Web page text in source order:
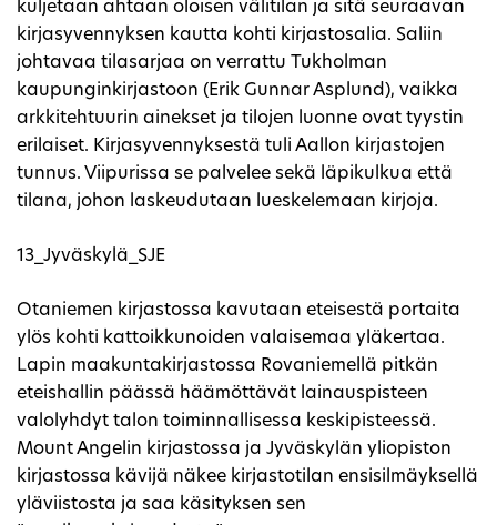
kuljetaan ahtaan oloisen välitilan ja sitä seuraavan
kirjasyvennyksen kautta kohti kirjastosalia. Saliin
johtavaa tilasarjaa on verrattu Tukholman
kaupunginkirjastoon (Erik Gunnar Asplund), vaikka
arkkitehtuurin ainekset ja tilojen luonne ovat tyystin
erilaiset. Kirjasyvennyksestä tuli Aallon kirjastojen
tunnus. Viipurissa se palvelee sekä läpikulkua että
tilana, johon laskeudutaan lueskelemaan kirjoja.
13_Jyväskylä_SJE
Otaniemen kirjastossa kavutaan eteisestä portaita
ylös kohti kattoikkunoiden valaisemaa yläkertaa.
Lapin maakuntakirjastossa Rovaniemellä pitkän
eteishallin päässä häämöttävät lainauspisteen
valolyhdyt talon toiminnallisessa keskipisteessä.
Mount Angelin kirjastossa ja Jyväskylän yliopiston
kirjastossa kävijä näkee kirjastotilan ensisilmäyksellä
yläviistosta ja saa käsityksen sen